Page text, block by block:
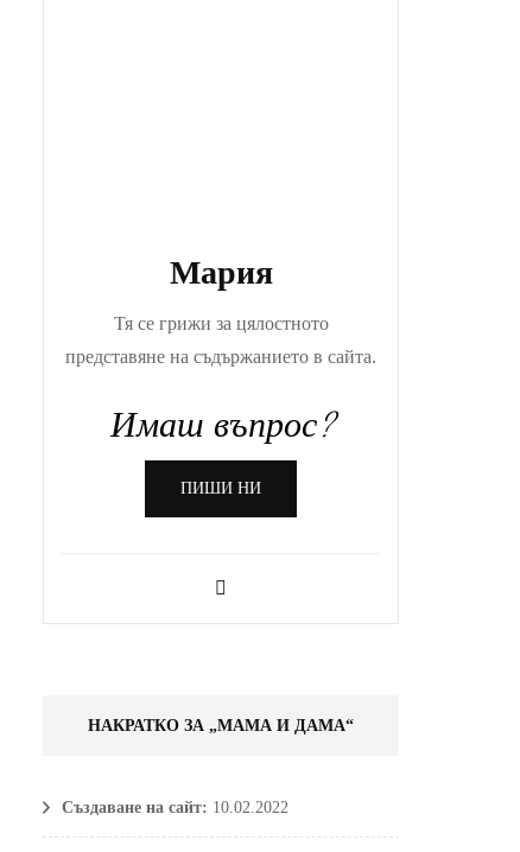
Мария
Тя се грижи за цялостното
представяне на съдържанието в сайта.
Имаш въпрос?
ПИШИ НИ
НАКРАТКО ЗА „МАМА И ДАМА“
Създаване на сайт: 10.02.2022